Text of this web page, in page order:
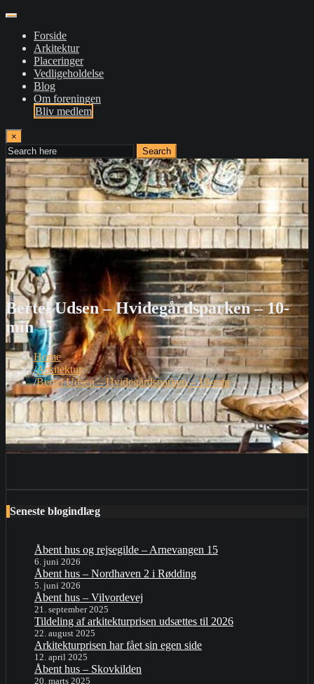
Forside
Arkitektur
Placeringer
Vedligeholdelse
Blog
Om foreningen
Bliv medlem
×
Search
Bertel Udsen – Hvidegårdsparken – 10-
min
Home
Arkitektur
Bertel Udsen – Hvidegårdsparken – 10-min
Seneste blogindlæg
Åbent hus og rejsegilde – Arnevangen 15
6. juni 2026
Åbent hus – Nordhaven 2 i Rødding
5. juni 2026
Åbent hus – Vilvordevej
21. september 2025
Tildeling af arkitekturprisen udsættes til 2026
22. august 2025
Arkitekturprisen har fået sin egen side
12. april 2025
Åbent hus – Skovkilden
20. marts 2025